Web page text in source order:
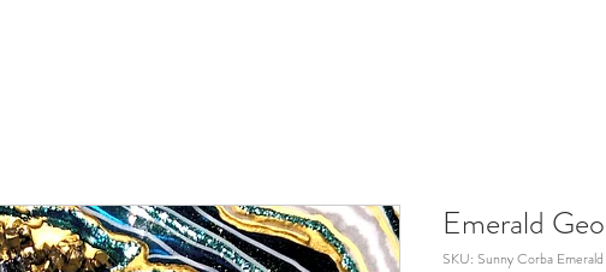
Emerald
SKU: Sunny Corba